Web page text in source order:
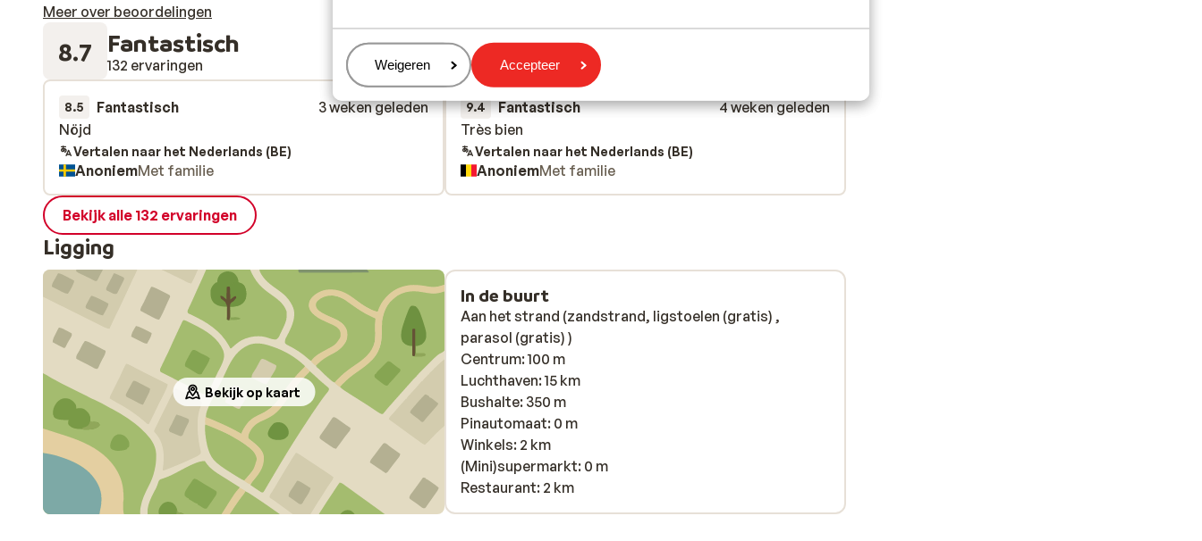
Beheren
Weigeren Accepteer
Meer over beoordelingen
8.7 Fantastisch
132 ervaringen
8.5 Fantastisch
3 weken geleden
Nöjd
Nöjd
Vertalen naar het Nederlands (BE)
AnoniemMet familie
9.4 Fantastisch
4 weken geleden
Très bien
Très bien
Vertalen naar het Nederlands (BE)
AnoniemMet familie
Bekijk alle 132 ervaringen
Ligging
Bekijk op kaart
In de buurt
Aan het strand (zandstrand, ligstoelen (gratis) ,
parasol (gratis) )
Centrum: 100 m
Luchthaven: 15 km
Bushalte: 350 m
Pinautomaat: 0 m
Winkels: 2 km
(Mini)supermarkt: 0 m
Restaurant: 2 km